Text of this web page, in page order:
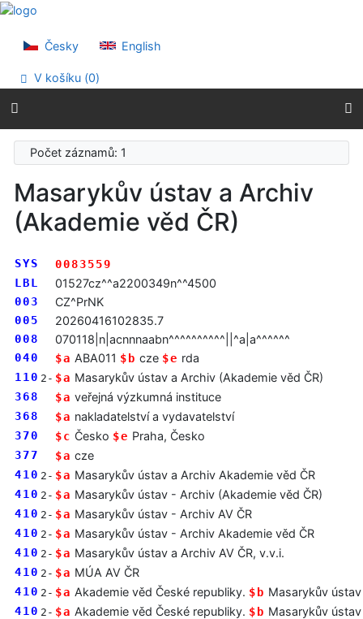
Přejít na obsah
Prohlášení o webové přístupnosti
Česky English
V košíku (0)
Počet záznamů: 1
Masarykův ústav a Archiv
(Akademie věd ČR)
SYS
0083559
LBL
01527cz^^a2200349n^^4500
003 CZ^PrNK
005 20260416102835.7
008 070118|n|acnnnaabn^^^^^^^^^^||^a|a^^^^^^
040 $a ABA011 $b cze $e rda
110 2- $a Masarykův ústav a Archiv (Akademie věd ČR)
368 $a veřejná výzkumná instituce
368 $a nakladatelství a vydavatelství
370 $c Česko $e Praha, Česko
377 $a cze
410 2- $a Masarykův ústav a Archiv Akademie věd ČR
410 2- $a Masarykův ústav - Archiv (Akademie věd ČR)
410 2- $a Masarykův ústav - Archiv AV ČR
410 2- $a Masarykův ústav - Archiv Akademie věd ČR
410 2- $a Masarykův ústav a Archiv AV ČR, v.v.i.
410 2- $a MÚA AV ČR
410 2- $a Akademie věd České republiky. $b Masarykův
410 2- $a Akademie věd České republiky. $b Masarykův